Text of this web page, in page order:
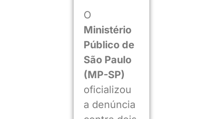
O
Ministério
Público de
São Paulo
(MP-SP)
oficializou
a denúncia